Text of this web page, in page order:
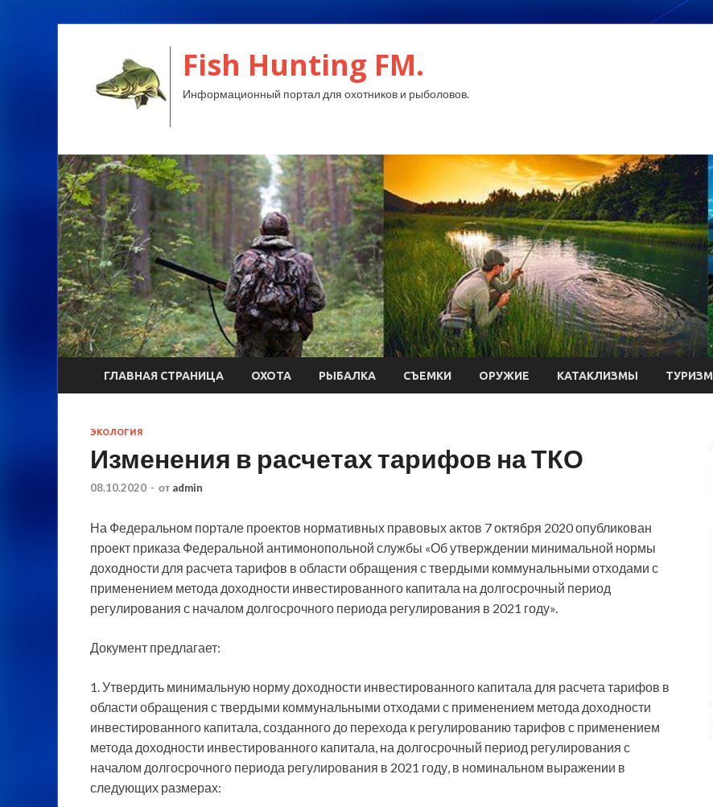
Fish Hunting FM.
Информационный портал для охотников и рыболовов.
ГЛАВНАЯ СТРАНИЦА ОХОТА РЫБАЛКА СЪЕМКИ ОРУЖИЕ КАТАКЛИЗМЫ ТУРИЗМ
ЭКОЛОГИЯ
Изменения в расчетах тарифов на ТКО
08.10.2020 - от admin
На Федеральном портале проектов нормативных правовых актов 7 октября 2020 опубликован
проект приказа Федеральной антимонопольной службы «Об утверждении минимальной нормы
доходности для расчета тарифов в области обращения с твердыми коммунальными отходами с
применением метода доходности инвестированного капитала на долгосрочный период
регулирования с началом долгосрочного периода регулирования в 2021 году».
Документ предлагает:
1. Утвердить минимальную норму доходности инвестированного капитала для расчета тарифов в
области обращения с твердыми коммунальными отходами с применением метода доходности
инвестированного капитала, созданного до перехода к регулированию тарифов с применением
метода доходности инвестированного капитала, на долгосрочный период регулирования с
началом долгосрочного периода регулирования в 2021 году, в номинальном выражении в
следующих размерах: